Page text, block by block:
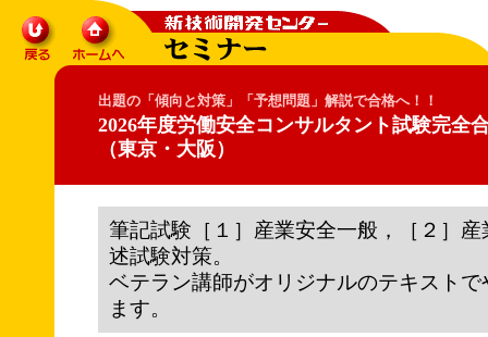
出題の「傾向と対策」「予想問題」解説で合格へ！！
2026年度労働安全コンサルタント試験完全
（東京・大阪）
筆記試験［１］産業安全一般，［２］
述試験対策。
ベテラン講師がオリジナルのテキスト
ます。